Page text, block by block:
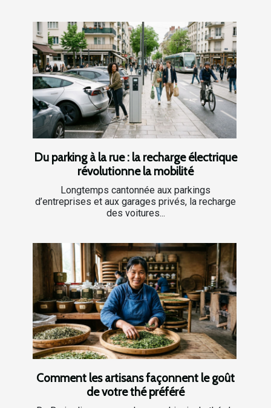
Du parking à la rue : la recharge électrique
révolutionne la mobilité
Longtemps cantonnée aux parkings
d’entreprises et aux garages privés, la recharge
des voitures...
Comment les artisans façonnent le goût
de votre thé préféré